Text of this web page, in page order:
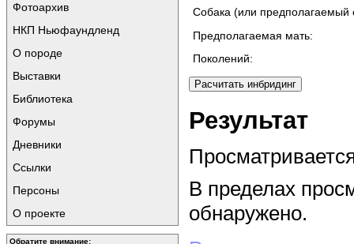
Фотоархив
НКП Ньюфаундленд
О породе
Выставки
Библиотека
Форумы
Дневники
Ссылки
Персоны
О проекте
Обратите внимание:
Собака (или предполагаемый
Предполагаемая мать:
Поколений:
Результат
В пределах
обнаружено.